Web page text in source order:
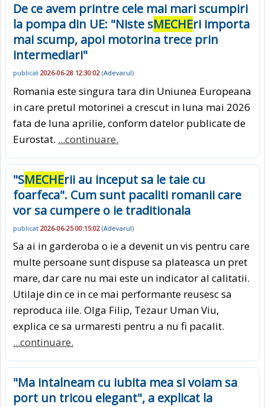
De ce avem printre cele mai mari scumpiri
la pompa din UE: "Niste sMECHEri importa
mai scump, apoi motorina trece prin
intermediari"
publicat 2026-06-28 12:30:02 (Adevarul)
Romania este singura tara din Uniunea Europeana
in care pretul motorinei a crescut in luna mai 2026
fata de luna aprilie, conform datelor publicate de
Eurostat. ...continuare.
"SMECHErii au inceput sa le taie cu
foarfeca". Cum sunt pacaliti romanii care
vor sa cumpere o ie traditionala
publicat 2026-06-25 00:15:02 (Adevarul)
Sa ai in garderoba o ie a devenit un vis pentru care
multe persoane sunt dispuse sa plateasca un pret
mare, dar care nu mai este un indicator al calitatii.
Utilaje din ce in ce mai performante reusesc sa
reproduca iile. Olga Filip, Tezaur Uman Viu,
explica ce sa urmaresti pentru a nu fi pacalit.
...continuare.
"Ma intalneam cu iubita mea si voiam sa
port un tricou elegant", a explicat la